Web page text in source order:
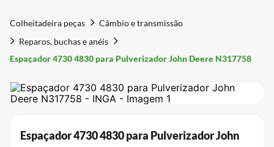
Colheitadeira peças
Câmbio e transmissão
Reparos, buchas e anéis
Espaçador 4730 4830 para Pulverizador John Deere N317758
Espaçador 4730 4830 para Pulverizador John